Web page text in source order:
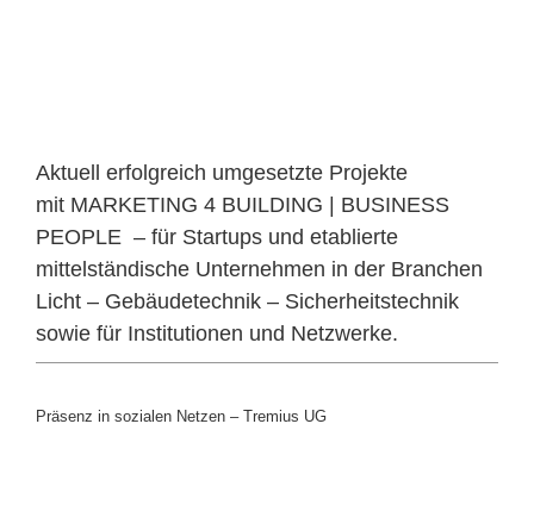
Aktuell erfolgreich umgesetzte Projekte
mit MARKETING 4 BUILDING | BUSINESS
PEOPLE – für Startups und etablierte
mittelständische Unternehmen in der Branchen
Licht – Gebäudetechnik – Sicherheitstechnik
sowie für Institutionen und Netzwerke.
Präsenz in sozialen Netzen – Tremius UG